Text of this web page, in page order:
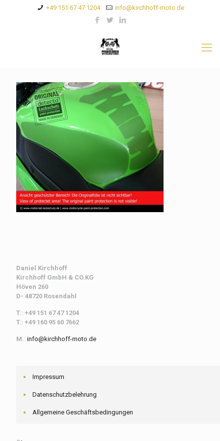
+49 151 67 47 1204 info@kirchhoff-moto.de
Daniel Kirchhoff
Kirchhoff GmbH & CO.KG
Höven 260
D- 48720 Rosendahl
T.: +49 151 67 47 1204
T.: +49 160 95 60 7662
M.: info@kirchhoff-moto.de
Impressum
Datenschutzbelehrung
Allgemeine Geschäftsbedingungen